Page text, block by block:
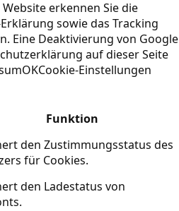
erkennen Sie die
sowie das Tracking
Eine Deaktivierung von Google
auf dieser Seite
OKCookie-Einstellungen
Funktion
den Zustimmungsstatus des
für Cookies.
den Ladestatus von